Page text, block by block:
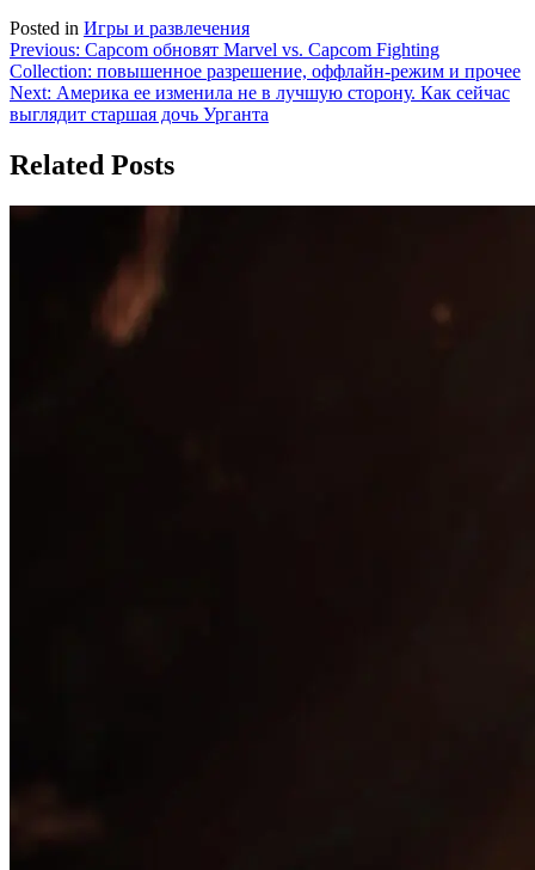
Posted in Игры и развлечения
Навигация
по
записям
Previous: Capcom обновят Marvel vs. Capcom Fighting
Collection: повышенное разрешение, оффлайн-режим и прочее
Next: Америка ее изменила не в лучшую сторону. Как сейчас
выглядит старшая дочь Урганта
Related Posts